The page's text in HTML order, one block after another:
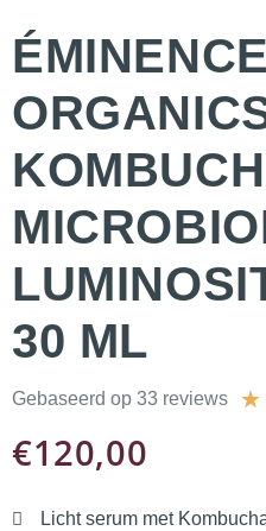
ÉMINENCE
30 ML
Gebaseerd op 33 reviews ★
€120,00
Licht serum met